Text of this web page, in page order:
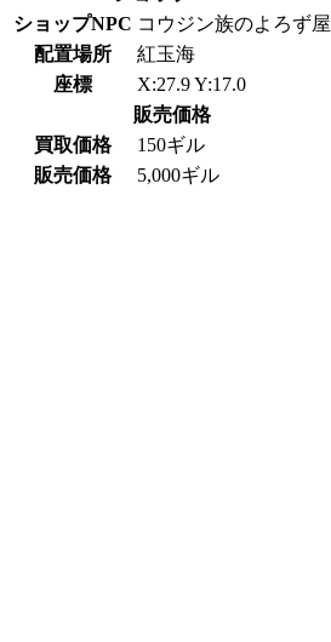
ショップNPC コウジン族のよろず屋
配置場所
紅玉海
座標
X:27.9 Y:17.0
販売価格
買取価格
150ギル
販売価格
5,000ギル